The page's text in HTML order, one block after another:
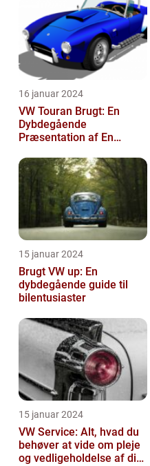
16 januar 2024
VW Touran Brugt: En
Dybdegående
Præsentation af En
15 januar 2024
Brugt VW up: En
dybdegående guide til
bilentusiaster
15 januar 2024
VW Service: Alt, hvad du
behøver at vide om pleje
og vedligeholdelse af din